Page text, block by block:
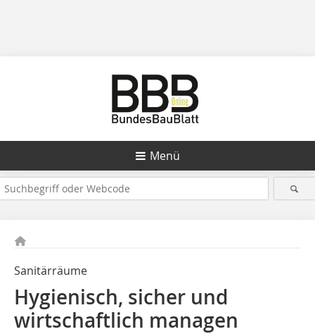
Menü
Sanitärräume
Hygienisch, sicher und
wirtschaftlich managen